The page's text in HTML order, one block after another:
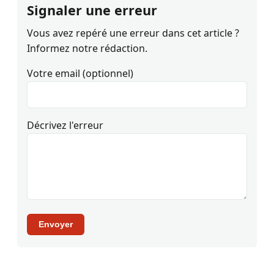
Signaler une erreur
Vous avez repéré une erreur dans cet article ?
Informez notre rédaction.
Votre email (optionnel)
Décrivez l'erreur
Envoyer